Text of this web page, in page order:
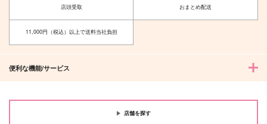
店頭受取 おまとめ配送
11,000円（税込）以上で送料当社負担
便利な機能/サービス
店舗を探す